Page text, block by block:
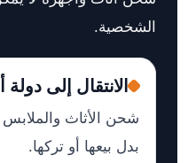
الشخصية.
الانتقال إلى
شحن الأثاث
بدل بيعها أو تركها.